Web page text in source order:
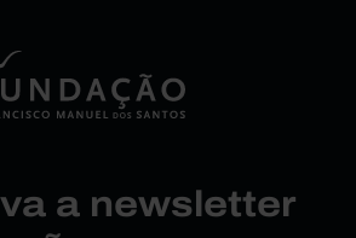
a newsletter